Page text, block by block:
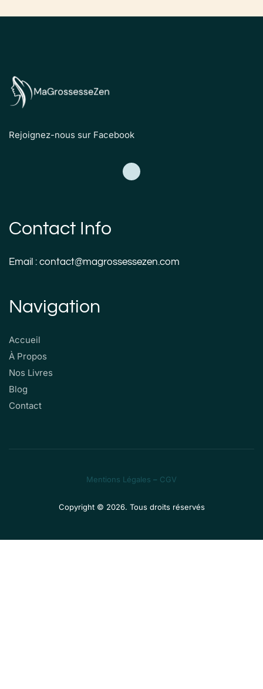
Rejoignez-nous sur Facebook
Contact Info
Email : contact@magrossessezen.com
Navigation
Accueil
À Propos
Nos Livres
Blog
Contact
Mentions Légales – CGV
Copyright © 2026. Tous droits réservés